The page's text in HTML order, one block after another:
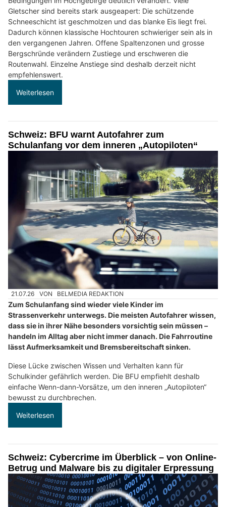
Gletscher sind bereits stark ausgeapert: Die schützende
Schneeschicht ist geschmolzen und das blanke Eis liegt frei.
Dadurch können klassische Hochtouren schwieriger sein als in
den vergangenen Jahren. Offene Spaltenzonen und grosse
Bergschründe verändern Zustiege und erschweren die
Routenwahl. Einzelne Anstiege sind deshalb derzeit nicht
empfehlenswert.
Weiterlesen
Schweiz: BFU warnt Autofahrer zum
Schulanfang vor dem inneren „Autopiloten“
21.07.26 VON BELMEDIA REDAKTION
Zum Schulanfang sind wieder viele Kinder im
Strassenverkehr unterwegs. Die meisten Autofahrer wissen,
dass sie in ihrer Nähe besonders vorsichtig sein müssen –
handeln im Alltag aber nicht immer danach. Die Fahrroutine
lässt Aufmerksamkeit und Bremsbereitschaft sinken.
Diese Lücke zwischen Wissen und Verhalten kann für
Schulkinder gefährlich werden. Die BFU empfiehlt deshalb
einfache Wenn-dann-Vorsätze, um den inneren „Autopiloten“
bewusst zu durchbrechen.
Weiterlesen
Schweiz: Cybercrime im Überblick – von Online-
Betrug und Malware bis zu digitaler Erpressung